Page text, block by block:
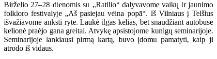
Birželio 27–28 dienomis su „Ratilio“ dalyvavome vaikų ir jaunimo
folkloro festivalyje „Aš pasiejau vėina popā“. Iš Vilniaus į Telšius
išvažiavome anksti ryte. Laukė ilgas kelias, bet snaudžiant autobuse
kelionė praėjo gana greitai. Atvykę apsistojome kunigų seminarijoje.
Seminarijoje lankiausi pirmą kartą, buvo įdomu pamatyti, kaip ji
atrodo iš vidaus.